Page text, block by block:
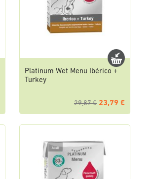
Platinum Wet Menu Ibérico +
Turkey
29,87 € 23,79 €